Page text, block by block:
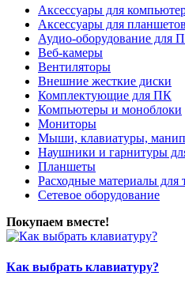
Аксессуары для
Аксессуары для планшетов
Аудио-оборудование для
Веб-камеры
Вентиляторы
Внешние жесткие диски
Комплектующие для ПК
Компьютеры и моноблоки
Мониторы
Мыши, клавиатуры,
Наушники и гарнитуры
Планшеты
Расходные материалы для
Сетевое оборудование
Покупаем вместе!
Как выбрать клавиатуру?